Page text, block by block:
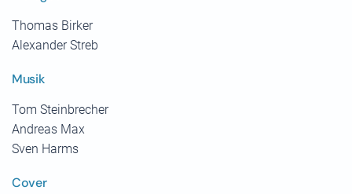
Thomas Birker
Alexander Streb
Musik
Tom Steinbrecher
Andreas Max
Sven Harms
Cover